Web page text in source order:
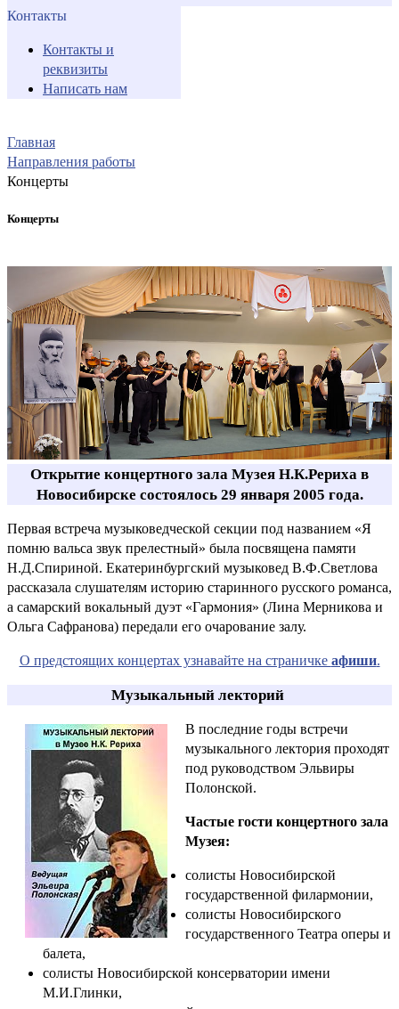
Контакты
Контакты и
реквизиты
Написать нам
Главная
Направления работы
Концерты
Концерты
Открытие концертного зала Музея Н.К.Рериха в
Новосибирске состоялось 29 января 2005 года.
Первая встреча музыковедческой секции под названием «Я
помню вальса звук прелестный» была посвящена памяти
Н.Д.Спириной. Екатеринбургский музыковед В.Ф.Светлова
рассказала слушателям историю старинного русского романса,
а самарский вокальный дуэт «Гармония» (Лина Мерникова и
Ольга Сафранова) передали его очарование залу.
О предстоящих концертах узнавайте на страничке афиши.
Музыкальный лекторий
В последние годы встречи
музыкального лектория проходят
под руководством Эльвиры
Полонской.
Частые гости концертного зала
Музея:
солисты Новосибирской
государственной филармонии,
солисты Новосибирского
государственного Театра оперы и
балета,
солисты Новосибирской консерватории имени
М.И.Глинки,